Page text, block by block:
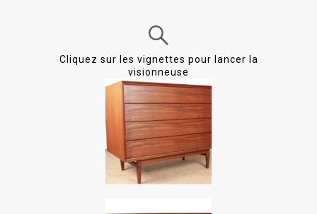
Cliquez sur les vignettes pour lancer la
visionneuse